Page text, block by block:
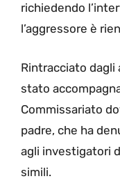
richiedendo
l’aggressore è
Rintracciato dagli
stato
Commissariato
padre, che ha
agli investigatori
simili.